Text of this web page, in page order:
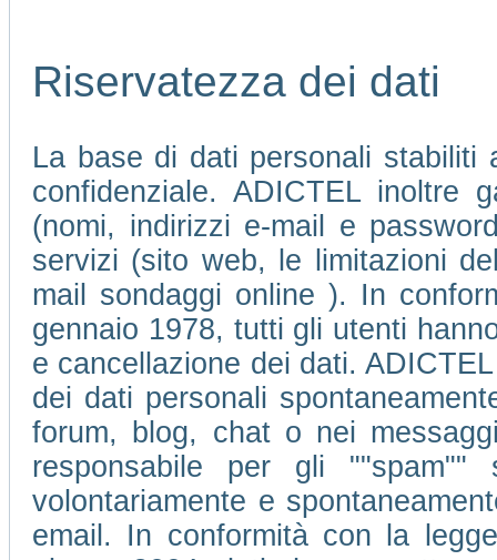
Riservatezza dei dati
La base di dati personali stabiliti
confidenziale. ADICTEL inoltre
(nomi, indirizzi e-mail e
servizi (sito web, le limitazioni
mail sondaggi online ). In
gennaio 1978, tutti gli utenti
e cancellazione dei dati.
dei dati personali
forum, blog, chat o nei
responsabile per gli
volontariamente e
email. In conformità con la